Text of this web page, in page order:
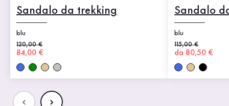
Sandalo da trekking
blu
Prezzo precedente
120,00 €
Nuovo prezzo
84,00 €
Sandalo
blu
Prezzo
115,00 €
Nuovo prezzo
da 80,50 €